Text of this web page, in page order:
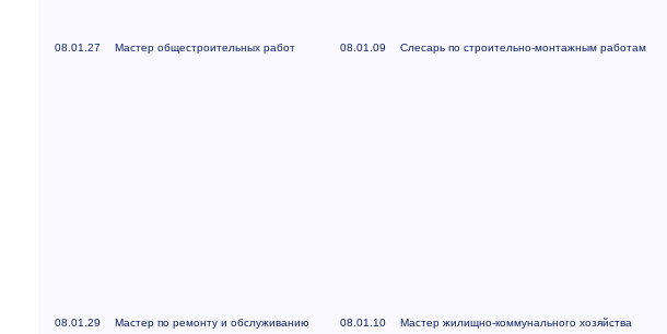
08.01.27 Мастер общестроительных работ 08.01.09 Слесарь по строительно-монтажным работам
08.01.29
Мастер по ремонту и обслуживанию
08.01.10 Мастер жилищно-коммунального хозяйства